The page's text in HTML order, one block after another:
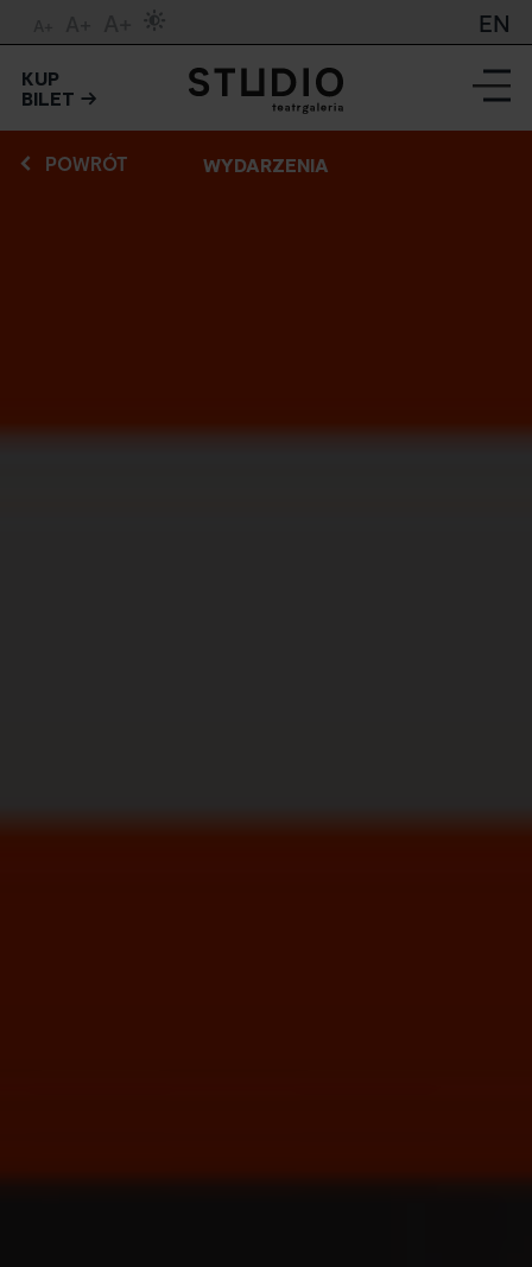
EN
KUP
BILET
WYDARZENIA
POWRÓT